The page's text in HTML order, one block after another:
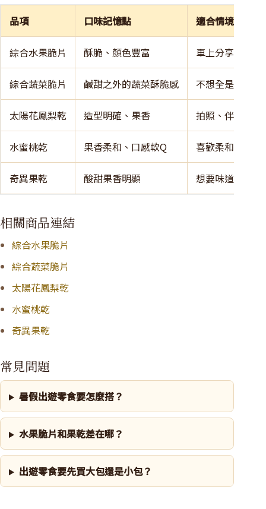
品項 口味記憶點 適合情境
綜合水果脆片 酥脆、顏色豐富 車上分享、下午
綜合蔬菜脆片 鹹甜之外的蔬菜酥脆感 不想全是甜食的
太陽花鳳梨乾 造型明確、果香 拍照、伴手小禮
水蜜桃乾 果香柔和、口感軟Q 喜歡柔和果乾的
奇異果乾 酸甜果香明顯 想要味道鮮明的
相關商品連結
綜合水果脆片
綜合蔬菜脆片
太陽花鳳梨乾
水蜜桃乾
奇異果乾
常見問題
暑假出遊零食要怎麼搭？
水果脆片和果乾差在哪？
出遊零食要先買大包還是小包？